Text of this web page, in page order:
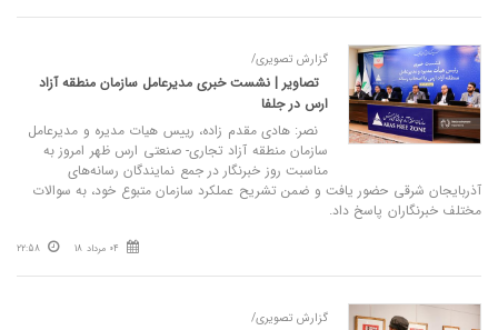
گزارش تصویری/
تصاویر | نشست خبری مدیرعامل سازمان منطقه آزاد
ارس در جلفا
نصر: هادی مقدم زاده، رییس هیات مدیره و مدیرعامل
سازمان منطقه آزاد تجاری- صنعتی ارس ظهر امروز به
مناسبت روز خبرنگار در جمع نمایندگان رسانه‌های
آذربایجان شرقی حضور یافت و ضمن تشریح عملکرد سازمان متبوع خود، به سوالات
مختلف خبرنگاران پاسخ داد.
04 مرداد 18 22:58
گزارش تصویری/